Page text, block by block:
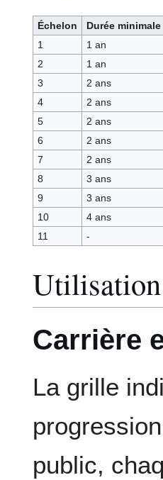
Échelon
Durée minimale
1
1 an
2
1 an
3
2 ans
4
2 ans
5
2 ans
6
2 ans
7
2 ans
8
3 ans
9
3 ans
10
4 ans
11
-
Carrière
La grille
public,